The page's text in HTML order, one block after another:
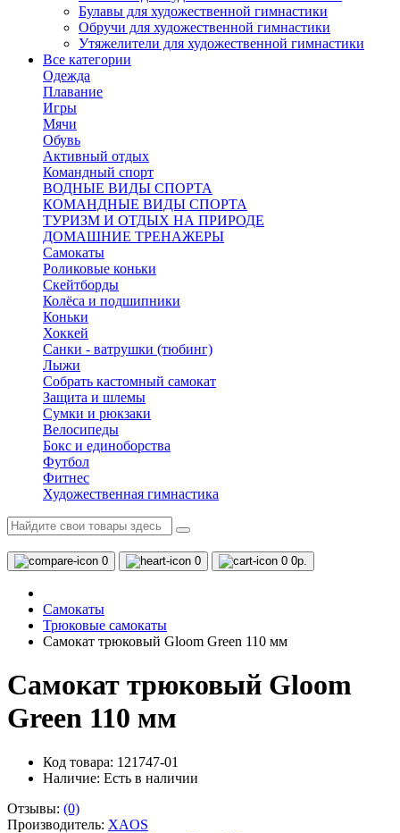
Булавы для художественной гимнастики
Обручи для художественной гимнастики
Утяжелители для художественной гимнастики
Все категории
Одежда
Плавание
Игры
Мячи
Обувь
Активный отдых
Командный спорт
ВОДНЫЕ ВИДЫ СПОРТА
КОМАНДНЫЕ ВИДЫ СПОРТА
ТУРИЗМ И ОТДЫХ НА ПРИРОДЕ
ДОМАШНИЕ ТРЕНАЖЕРЫ
Самокаты
Роликовые коньки
Скейтборды
Колёса и подшипники
Коньки
Хоккей
Санки - ватрушки (тюбинг)
Лыжи
Собрать кастомный самокат
Защита и шлемы
Сумки и рюкзаки
Велосипеды
Бокс и единоборства
Футбол
Фитнес
Художественная гимнастика
0 0 0 0р.
Самокаты
Трюковые самокаты
Самокат трюковый Gloom Green 110 мм
Самокат трюковый Gloom
Green 110 мм
Код товара: 121747-01
Наличие: Есть в наличии
Отзывы: (0)
Производитель: XAOS